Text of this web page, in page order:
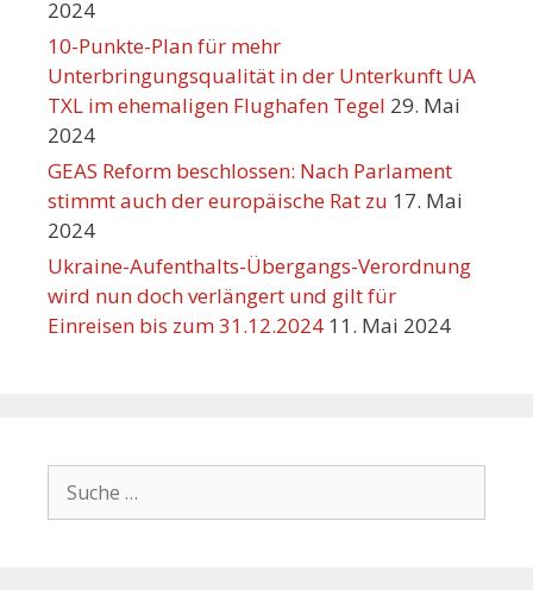
2024
10-Punkte-Plan für mehr
Unterbringungsqualität in der Unterkunft UA
TXL im ehemaligen Flughafen Tegel 29. Mai
2024
GEAS Reform beschlossen: Nach Parlament
stimmt auch der europäische Rat zu 17. Mai
2024
Ukraine-Aufenthalts-Übergangs-Verordnung
wird nun doch verlängert und gilt für
Einreisen bis zum 31.12.2024 11. Mai 2024